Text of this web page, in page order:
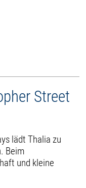
Street
lädt Thalia zu
Beim
und kleine